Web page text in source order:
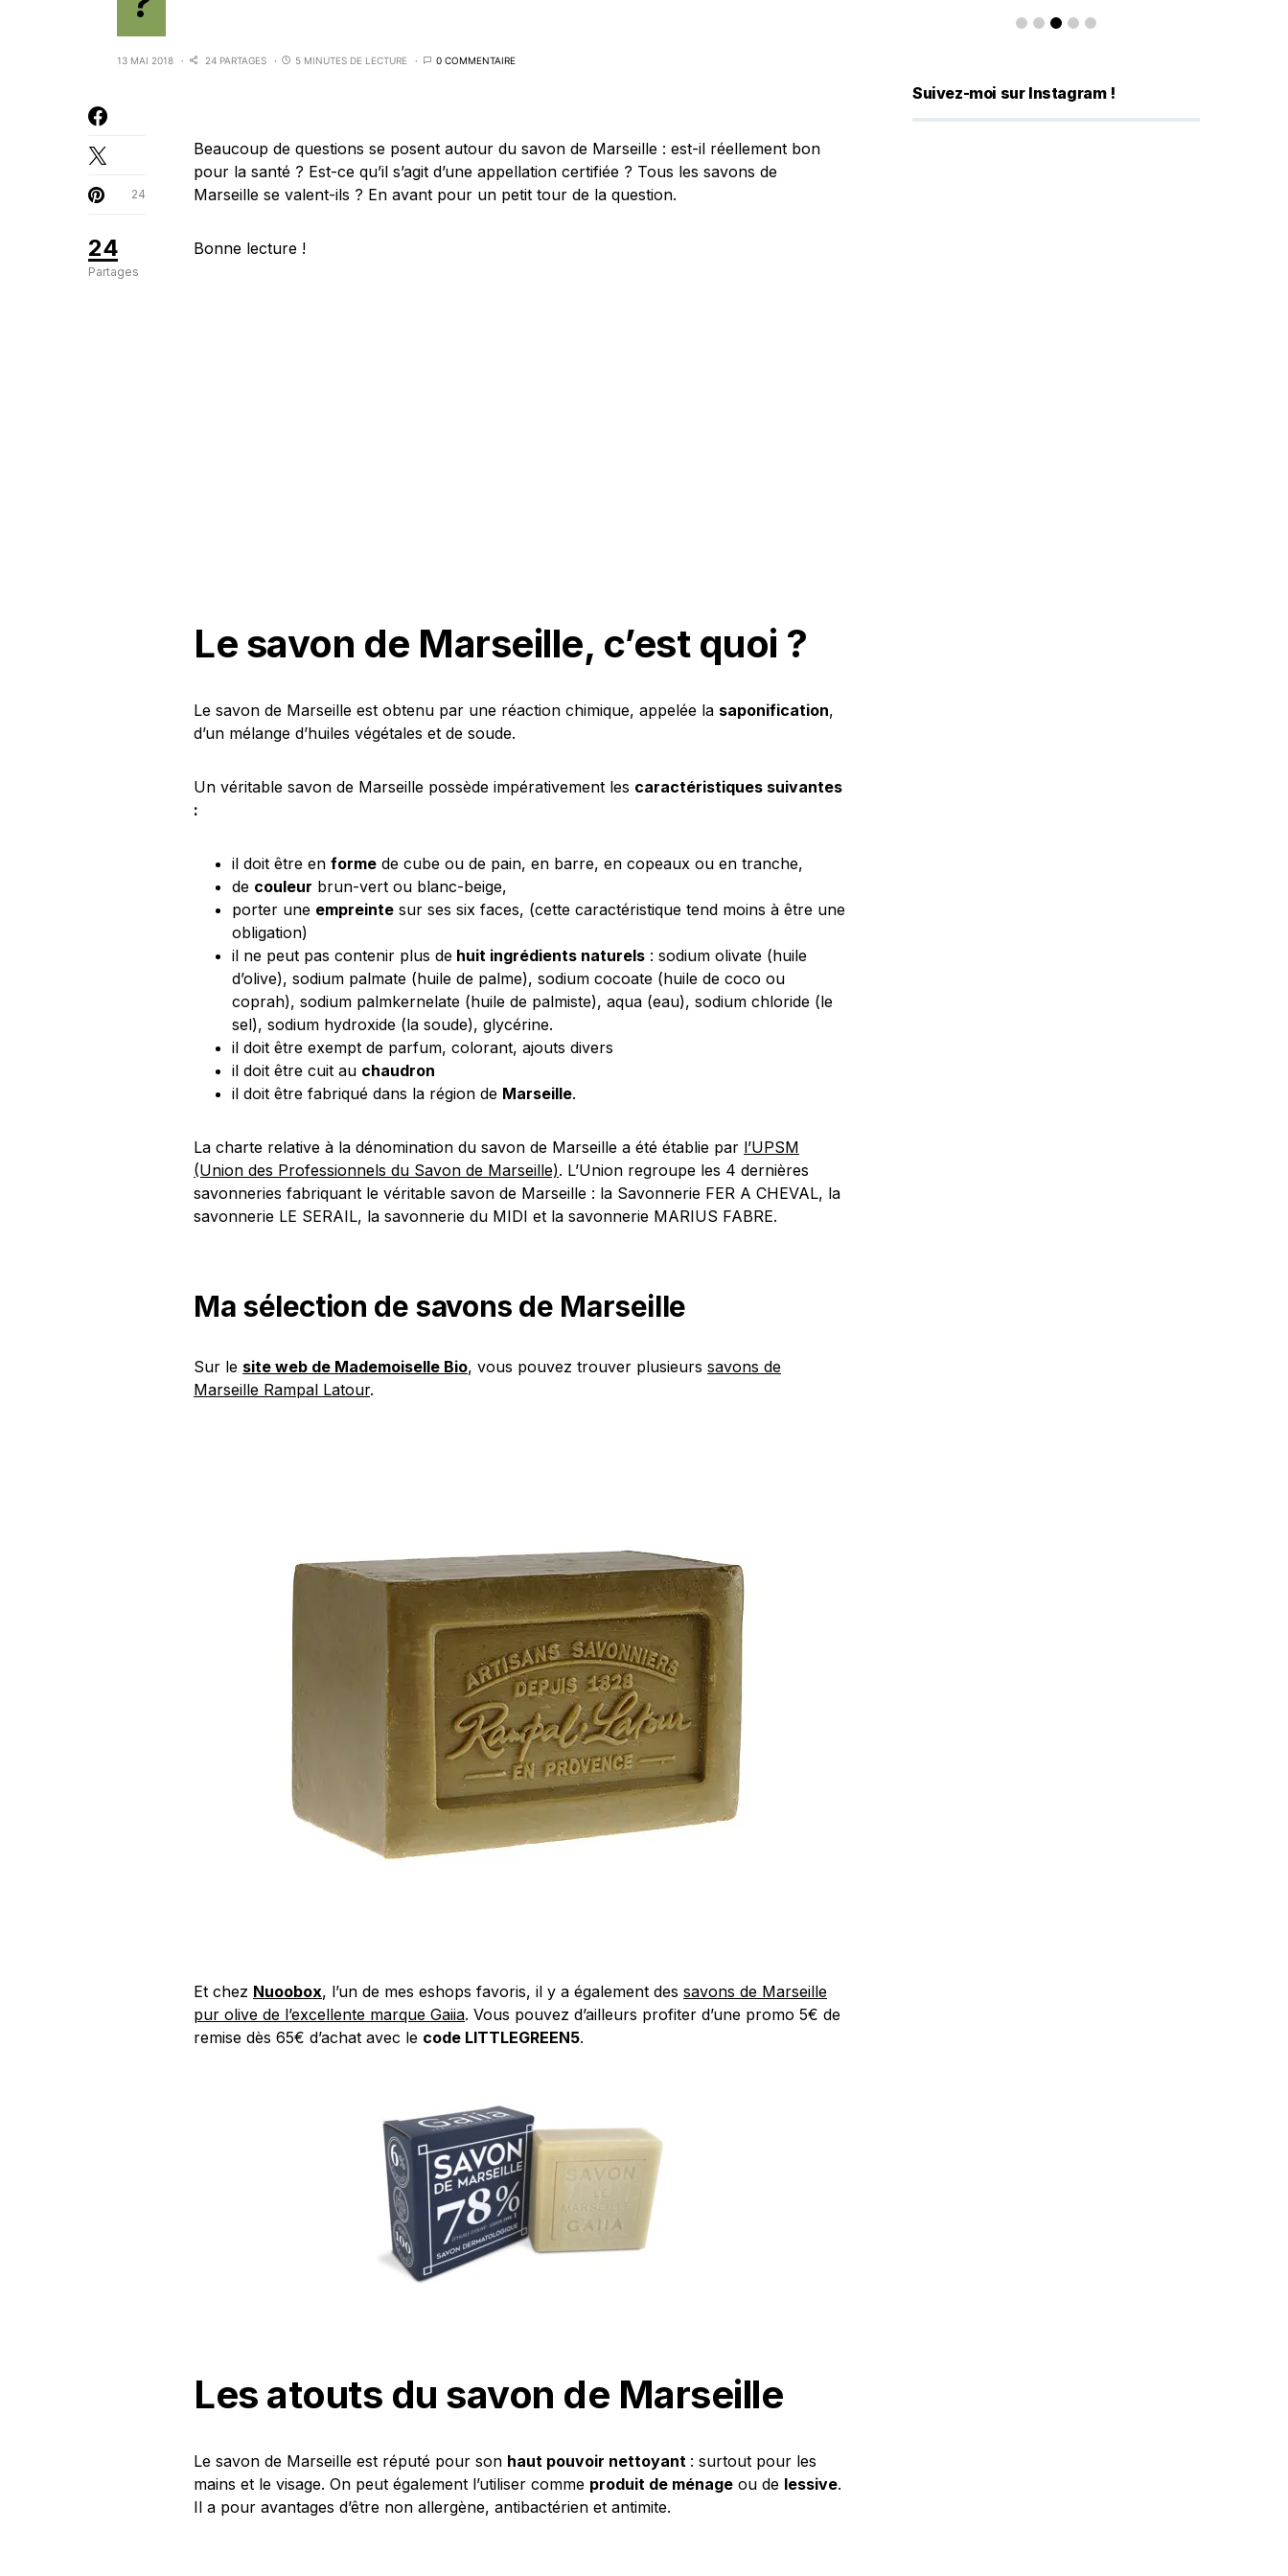
13 MAI 2018 24 PARTAGES 5 MINUTES DE LECTURE 0 COMMENTAIRE
24
Partages
24
Beaucoup de questions se posent autour du savon de Marseille : est-il réellement bon
pour la santé ? Est-ce qu’il s’agit d’une appellation certifiée ? Tous les savons de
Marseille se valent-ils ? En avant pour un petit tour de la question.
Bonne lecture !
Le savon de Marseille, c’est quoi ?
Le savon de Marseille est obtenu par une réaction chimique, appelée la saponification,
d’un mélange d’huiles végétales et de soude.
Un véritable savon de Marseille possède impérativement les caractéristiques suivantes
:
il doit être en forme de cube ou de pain, en barre, en copeaux ou en tranche,
de couleur brun-vert ou blanc-beige,
porter une empreinte sur ses six faces, (cette caractéristique tend moins à être une
obligation)
il ne peut pas contenir plus de huit ingrédients naturels : sodium olivate (huile
d’olive), sodium palmate (huile de palme), sodium cocoate (huile de coco ou
coprah), sodium palmkernelate (huile de palmiste), aqua (eau), sodium chloride (le
sel), sodium hydroxide (la soude), glycérine.
il doit être exempt de parfum, colorant, ajouts divers
il doit être cuit au chaudron
il doit être fabriqué dans la région de Marseille.
La charte relative à la dénomination du savon de Marseille a été établie par l’UPSM
(Union des Professionnels du Savon de Marseille). L’Union regroupe les 4 dernières
savonneries fabriquant le véritable savon de Marseille : la Savonnerie FER A CHEVAL, la
savonnerie LE SERAIL, la savonnerie du MIDI et la savonnerie MARIUS FABRE.
Ma sélection de savons de Marseille
Sur le site web de Mademoiselle Bio, vous pouvez trouver plusieurs savons de
Marseille Rampal Latour.
Et chez Nuoobox, l’un de mes eshops favoris, il y a également des savons de Marseille
pur olive de l’excellente marque Gaiia. Vous pouvez d’ailleurs profiter d’une promo 5€ de
remise dès 65€ d’achat avec le code LITTLEGREEN5.
Les atouts du savon de Marseille
Le savon de Marseille est réputé pour son haut pouvoir nettoyant : surtout pour les
mains et le visage. On peut également l’utiliser comme produit de ménage ou de lessive.
Il a pour avantages d’être non allergène, antibactérien et antimite.
Suivez-moi sur Instagram !